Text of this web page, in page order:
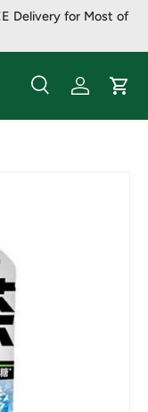
Delivery for Most of
搜索 登录 大车